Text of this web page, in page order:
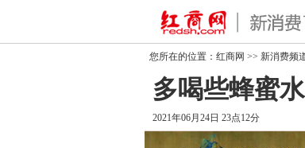
您所在的位置： 红商网 >> 新消费频
多喝些蜂蜜
2021年06月24日 23点12分